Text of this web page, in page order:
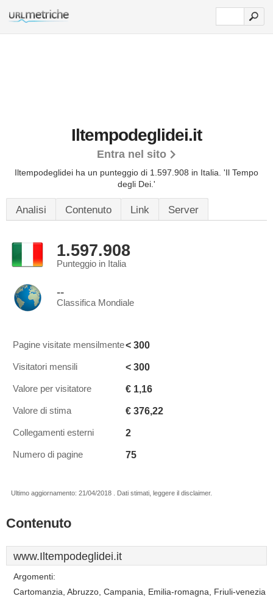
Iltempodeglidei.it
Entra nel sito
Iltempodeglidei ha un punteggio di 1.597.908 in Italia. 'Il Tempo
degli Dei.'
Analisi Contenuto Link Server
1.597.908
Punteggio in Italia
--
Classifica Mondiale
Pagine visitate mensilmente< 300
Visitatori mensili < 300
Valore per visitatore € 1,16
Valore di stima € 376,22
Collegamenti esterni 2
Numero di pagine 75
Ultimo aggiornamento: 21/04/2018 . Dati stimati, leggere il disclaimer.
Contenuto
www.Iltempodeglidei.it
Argomenti:
Cartomanzia, Abruzzo, Campania, Emilia-romagna, Friuli-venezia